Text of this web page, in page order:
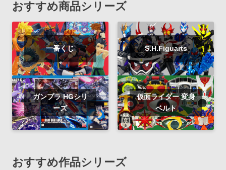
おすすめ商品シリーズ
一番くじ S.H.Figuarts
ガンプラ HGシリ
ーズ
仮面ライダー 変身
ベルト
おすすめ作品シリーズ